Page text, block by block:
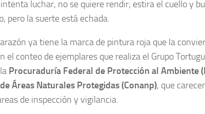
luchar, no se quiere rendir; estira el cuello y
pero la suerte está echada.
ya tiene la marca de pintura roja que la
el conteo de ejemplares que realiza el Grupo
Procuraduría Federal de Protección al Ambiente
Áreas Naturales Protegidas (Conanp), que
de inspección y vigilancia.